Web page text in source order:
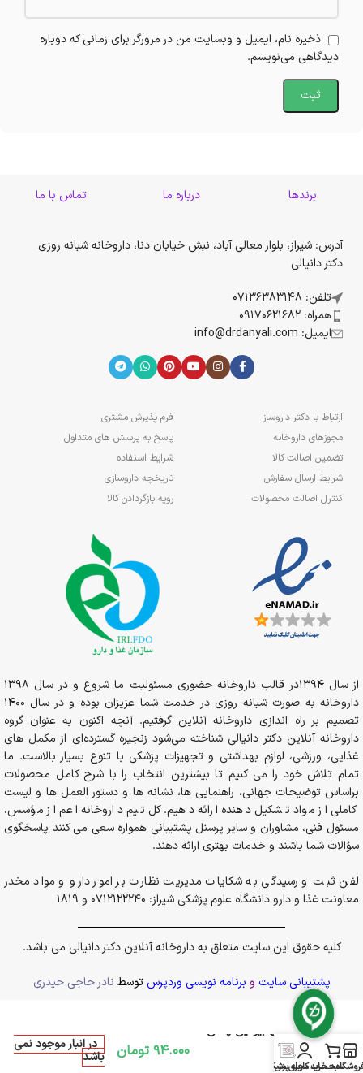
ذخیره نام، ایمیل و وبسایت من در مرورگر برای زمانی که دوباره
دیدگاهی می‌نویسم.
برندها درباره ما تماس با ما
آدرس: شیراز، بلوار معالی آباد، نبش خیابان دنا، داروخانه شبانه روزی
دکتر دانیالی
تلفن: 07136383148
همراه: 09170621682
ایمیل: info@drdanyali.com
ارتباط با دکتر داروساز
مجوزهای داروخانه
تضمین اصالت کالا
شرایط ارسال سفارش
کنترل اصالت محصولات
فرم پذیرش مشتری
پاسخ به پرسش های متداول
شرایط استفاده
تاریخچه داروسازی
رویه بازگردادن کالا
از سال 1394در قالب داروخانه حضوری مسئولیت ما شروع و در سال 1398
داروخانه به صورت شبانه روزی در خدمت شما عزیزان بوده و در سال 1400
تصمیم بر راه اندازی داروخانه آنلاین گرفتیم. آنچه اکنون به عنوان گروه
داروخانه آنلاین دکتر دانیالی شناخته می‌شود زنجیره گسترده‌ای از مکمل های
غذایی، ورزشی، لوازم بهداشتی و تجهیزات پزشکی با تنوع بسیار بالاست. ما
تمام تلاش خود را می کنیم تا بیشترین انتخاب را با شرح کامل محصولات
براساس توضیحات جهانی، راهنمایی ها، نشانه ها و دستور العمل ها و لیست
کاملی از مواد تشکیل دهنده ارائه دهیم. کل تیم داروخانه اعم از مؤسس،
مسئول فنی، مشاوران و سایر پرسنل پشتیبانی همواره سعی می کنند پاسخگوی
سؤالات شما باشند و خدمات بهتری ارائه دهند.
لفن ثبت و رسیدگی به شکایات مدیریت نظارت بر امور دارو و مواد مخدر
معاونت غذا و دارو دانشگاه علوم پزشکی شیراز: 0712122240 و 1819
کلیه حقوق این سایت متعلق به داروخانه آنلاین دکتر دانیالی می باشد.
پشتیبانی سایت و برنامه نویسی وردپرس توسط نادر حاجی حیدری
سبد خرید
حساب کاربری من
مجله پزشکی
سرم موی بیوتین پلاس
ایروکس
94.000 تومان در انبار موجود نمی
باشد